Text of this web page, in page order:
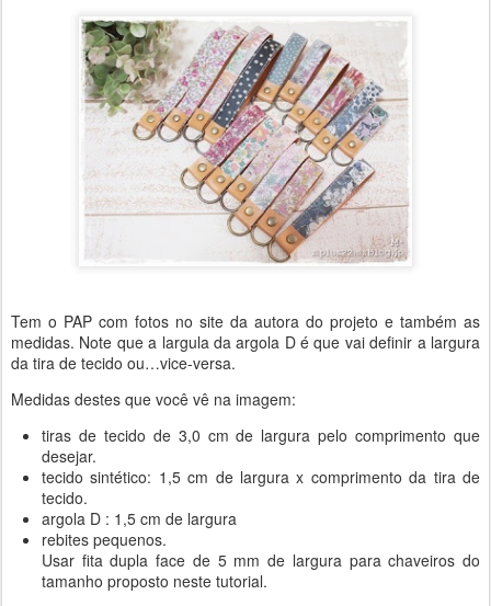
Tem o PAP com fotos no site da autora do projeto e também as
medidas. Note que a largula da argola D é que vai definir a largura
da tira de tecido ou…vice-versa.
Medidas destes que você vê na imagem:
tiras de tecido de 3,0 cm de largura pelo comprimento que
desejar.
tecido sintético: 1,5 cm de largura x comprimento da tira de
tecido.
argola D : 1,5 cm de largura
rebites pequenos.
Usar fita dupla face de 5 mm de largura para chaveiros do
tamanho proposto neste tutorial.